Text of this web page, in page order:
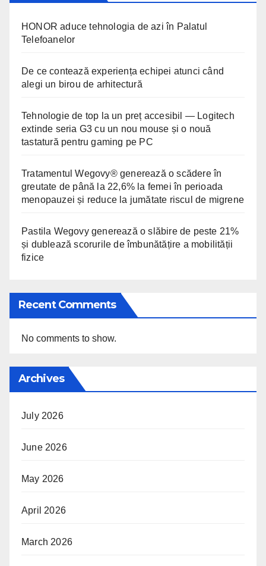
HONOR aduce tehnologia de azi în Palatul
Telefoanelor
De ce contează experiența echipei atunci când
alegi un birou de arhitectură
Tehnologie de top la un preț accesibil — Logitech
extinde seria G3 cu un nou mouse și o nouă
tastatură pentru gaming pe PC
Tratamentul Wegovy® generează o scădere în
greutate de până la 22,6% la femei în perioada
menopauzei și reduce la jumătate riscul de migrene
Pastila Wegovy generează o slăbire de peste 21%
și dublează scorurile de îmbunătățire a mobilității
fizice
Recent Comments
No comments to show.
Archives
July 2026
June 2026
May 2026
April 2026
March 2026